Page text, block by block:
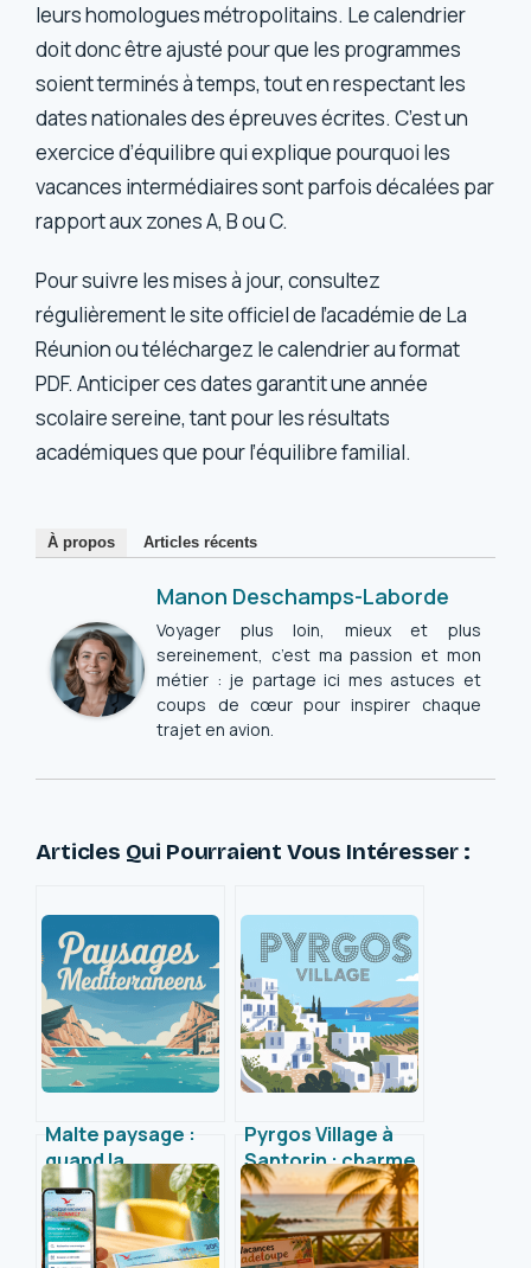
leurs homologues métropolitains. Le calendrier
doit donc être ajusté pour que les programmes
soient terminés à temps, tout en respectant les
dates nationales des épreuves écrites. C’est un
exercice d’équilibre qui explique pourquoi les
vacances intermédiaires sont parfois décalées par
rapport aux zones A, B ou C.
Pour suivre les mises à jour, consultez
régulièrement le site officiel de l’académie de La
Réunion ou téléchargez le calendrier au format
PDF. Anticiper ces dates garantit une année
scolaire sereine, tant pour les résultats
académiques que pour l’équilibre familial.
À propos Articles récents
Manon Deschamps-Laborde
Voyager plus loin, mieux et plus
sereinement, c’est ma passion et mon
métier : je partage ici mes astuces et
coups de cœur pour inspirer chaque
trajet en avion.
Articles Qui Pourraient Vous Intéresser :
Malte paysage :
quand la
Méditerranée
dévoile ses plus
beaux décors
Pyrgos Village à
Santorin : charme
authentique,
panoramas et
découvertes